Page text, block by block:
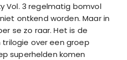
Vol. 3 regelmatig bomvol
ontkend worden. Maar in
se zo raar. Het is de
over een groep
superhelden komen